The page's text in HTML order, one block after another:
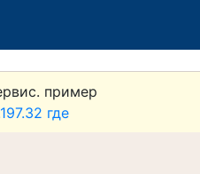
пример
где